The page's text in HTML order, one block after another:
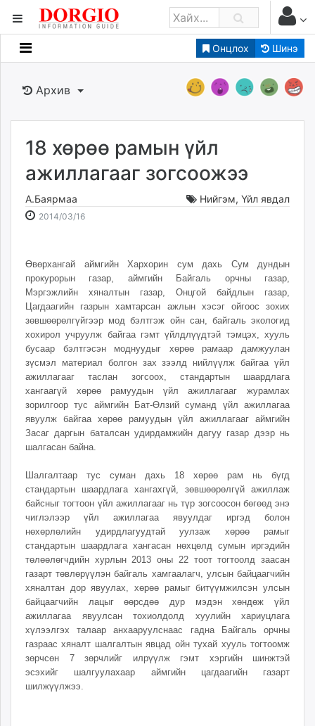
Онцлох Шинэ
Мэдээллийн
Банк санхүү
Бизнес ААН
Төрийн
Нийслэлийн
dorgio.mn
Gogo.mn
zindaa.mn
Baabar.mn
tovch.mn
ikon.mn
mnb.mn
Livetv.mn
Eguur.mn
24tsag.mn
shuud.mn
eagle.mn
ergelt.mn
zuv.mn
mminfo.mn
ugluu.mn
urlag.mn
unen.mn
asu.mn
shudarga.mn
unuudur.mn
isee.mn
mglradio.com
fact.mn
Архив
18 хөрөө рамын үйл
ажиллагааг зогсоожээ
А.Баярмаа Нийгэм, Үйл явдал
2014/03/162014-
16:29:38
2026-
01:28:20
Өвөрхангай аймгийн Хархорин сум дахь Сум дундын
прокурорын газар, аймгийн Байгаль орчны газар,
Мэргэжлийн хяналтын газар, Онцгой байдлын газар,
Цагдаагийн газрын хамтарсан ажлын хэсэг ойгоос зохих
зөвшөөрөлгүйгээр мод бэлтгэж ойн сан, байгаль экологид
хохирол учруулж байгаа гэмт үйлдлүүдтэй тэмцэх, хууль
бусаар бэлтгэсэн моднуудыг хөрөө рамаар дамжуулан
зүсмэл материал болгон зах зээлд нийлүүлж байгаа үйл
ажиллагааг таслан зогсоох, стандартын шаардлага
хангаагүй хөрөө рамуудын үйл ажиллагааг журамлах
зорилгоор тус аймгийн Бат-Өлзий суманд үйл ажиллагаа
явуулж байгаа хөрөө рамуудын үйл ажиллагааг аймгийн
Засаг даргын баталсан удирдамжийн дагуу газар дээр нь
шалгасан байна.
Шалгалтаар тус суман дахь 18 хөрөө рам нь бүгд
стандартын шаардлага хангахгүй, зөвшөөрөлгүй ажиллаж
байсныг тогтоон үйл ажиллагааг нь түр зогсоосон бөгөөд энэ
чиглэлээр үйл ажиллагаа явуулдаг иргэд болон
нөхөрлөлийн удирдлагуудтай уулзаж хөрөө рамыг
стандартын шаардлага хангасан нөхцөлд сумын иргэдийн
төлөөлөгчдийн хурлын 2013 оны 22 тоот тогтоолд заасан
газарт төвлөрүүлэн байгаль хамгаалагч, улсын байцаагчийн
хяналтан дор явуулах, хөрөө рамыг битүүмжилсэн улсын
байцаагчийн лацыг өөрсдөө дур мэдэн хөндөж үйл
ажиллагаа явуулсан тохиолдолд хуулийн хариуцлага
хүлээлгэх талаар анхааруулснаас гадна Байгаль орчны
газраас хяналт шалгалтын явцад ойн тухай хууль тогтоомж
зөрчсөн 7 зөрчлийг илрүүлж гэмт хэргийн шинжтэй
эсэхийг шалгуулахаар аймгийн цагдаагийн газарт
шилжүүлжээ.